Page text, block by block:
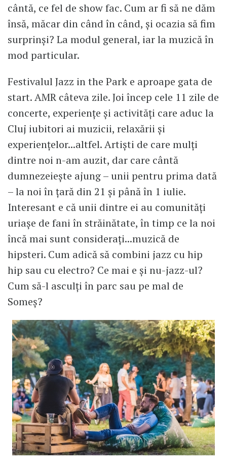
cântă, ce fel de show fac. Cum ar fi să ne dăm
însă, măcar din când în când, și ocazia să fim
surprinși? La modul general, iar la muzică în
mod particular.
Festivalul Jazz in the Park e aproape gata de
start. AMR câteva zile. Joi încep cele 11 zile de
concerte, experiențe și activități care aduc la
Cluj iubitori ai muzicii, relaxării și
experiențelor...altfel. Artiști de care mulți
dintre noi n-am auzit, dar care cântă
dumnezeiește ajung – unii pentru prima dată
– la noi în țară din 21 și până în 1 iulie.
Interesant e că unii dintre ei au comunități
uriașe de fani în străinătate, în timp ce la noi
încă mai sunt considerați...muzică de
hipsteri. Cum adică să combini jazz cu hip
hip sau cu electro? Ce mai e și nu-jazz-ul?
Cum să-l asculți în parc sau pe mal de
Someș?